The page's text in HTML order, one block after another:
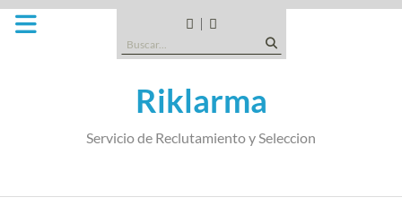
Saltar
CANDIDATOS
TIPO
EMPRESA
SOMOS
Buscar:
Riklarma
Servicio de Reclutamiento y Seleccion